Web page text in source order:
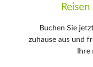
Buchen Sie
zuhause aus und
Ihre